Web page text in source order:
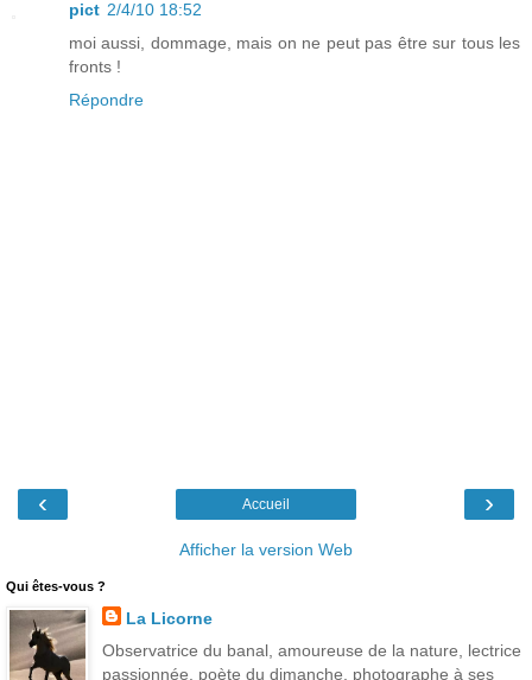
pict 2/4/10 18:52
moi aussi, dommage, mais on ne peut pas être sur tous les
fronts !
Répondre
‹ ›
Accueil
Afficher la version Web
Qui êtes-vous ?
La Licorne
Observatrice du banal, amoureuse de la nature, lectrice
passionnée, poète du dimanche, photographe à ses